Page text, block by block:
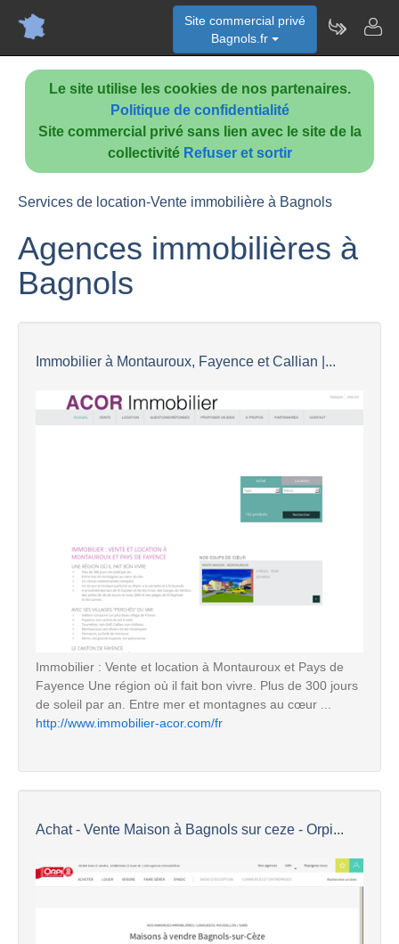
Le site utilise les cookies de nos partenaires.
Politique de confidentialité
Site commercial privé sans lien avec le site de la
collectivité Refuser et sortir
Site commercial privé
Bagnols.fr
Services de location-Vente immobilière à Bagnols
Agences immobilières à
Bagnols
Immobilier à Montauroux, Fayence et Callian |...
Immobilier : Vente et location à Montauroux et Pays de
Fayence Une région où il fait bon vivre. Plus de 300 jours
de soleil par an. Entre mer et montagnes au cœur ...
http://www.immobilier-acor.com/fr
Achat - Vente Maison à Bagnols sur ceze - Orpi...